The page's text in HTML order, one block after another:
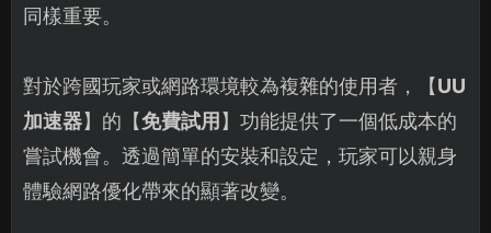
同樣重要。
對於跨國玩家或網路環境較為複雜的使用者，【UU
加速器】的【免費試用 】功能提供了一個低成本的
嘗試機會。透過簡單的安裝和設定，玩家可以親身
體驗網路優化帶來的顯著改變。